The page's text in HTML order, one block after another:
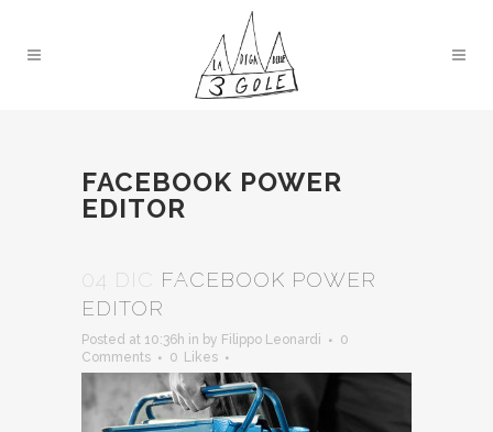
FACEBOOK POWER
EDITOR
04 DIC FACEBOOK POWER
EDITOR
Posted at 10:36h in by Filippo Leonardi
0
Comments
0 Likes